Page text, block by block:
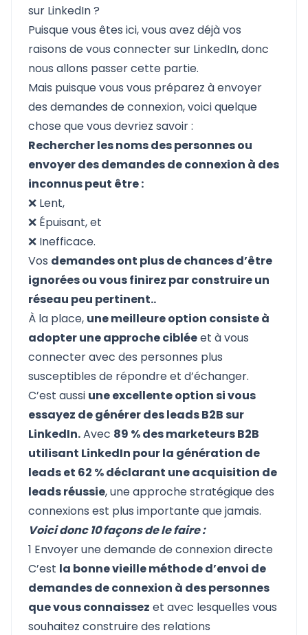
sur LinkedIn ?
Puisque vous êtes ici, vous avez déjà vos
raisons de vous connecter sur LinkedIn, donc
nous allons passer cette partie.
Mais puisque vous vous préparez à envoyer
des demandes de connexion, voici quelque
chose que vous devriez savoir :
Rechercher les noms des personnes ou
envoyer des demandes de connexion à des
inconnus peut être :
❌ Lent,
❌ Épuisant, et
❌ Inefficace.
Vos demandes ont plus de chances d’être
ignorées ou vous finirez par construire un
réseau peu pertinent..
À la place, une meilleure option consiste à
adopter une approche cibléeet à vous
connecter avec des personnes plus
susceptibles de répondre et d’échanger.
C’est aussi une excellente option si vous
essayez de générer des leads B2B sur
LinkedIn.Avec 89 % des marketeurs B2B
utilisant LinkedIn pour la génération de
leads et 62 % déclarant une acquisition de
leads réussie, une approche stratégique des
connexions est plus importante que jamais.
Voici donc 10 façons de le faire :
1 Envoyer une demande de connexion directe
C’est la bonne vieille méthode d’envoi de
demandes de connexion à des personnes
que vous connaissez et avec lesquelles vous
souhaitez construire des relations